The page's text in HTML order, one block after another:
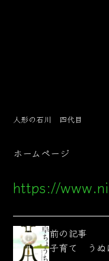
人形の石川 四代目
ホームページ
https://
前の記事
子育て うぬ